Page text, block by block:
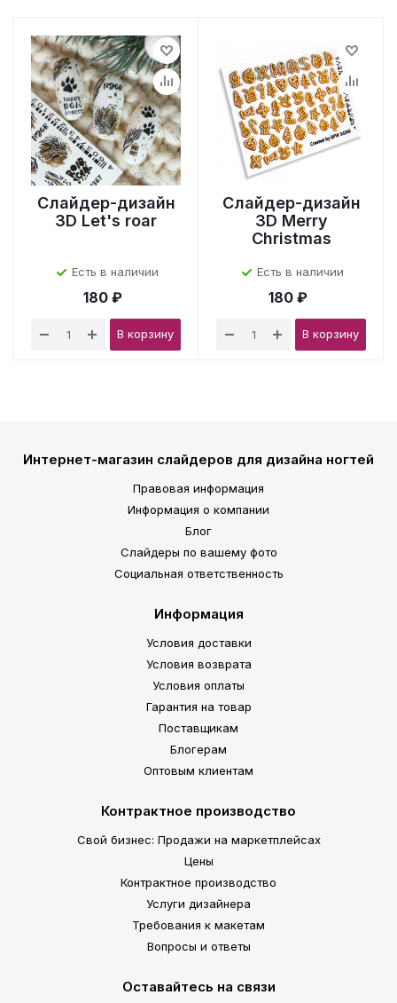
Слайдер-дизайн
3D Let's roar
Есть в наличии
180 ₽
В корзину
Слайдер-дизайн
3D Merry
Christmas
Есть в наличии
180 ₽
В корзину
Интернет-магазин слайдеров для дизайна ногтей
Правовая информация
Информация о компании
Блог
Слайдеры по вашему фото
Социальная ответственность
Информация
Условия доставки
Условия возврата
Условия оплаты
Гарантия на товар
Поставщикам
Блогерам
Оптовым клиентам
Контрактное производство
Свой бизнес: Продажи на маркетплейсах
Цены
Контрактное производство
Услуги дизайнера
Требования к макетам
Вопросы и ответы
Оставайтесь на связи